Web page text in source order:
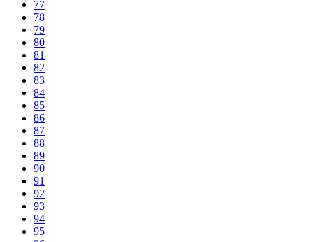
77
78
79
80
81
82
83
84
85
86
87
88
89
90
91
92
93
94
95